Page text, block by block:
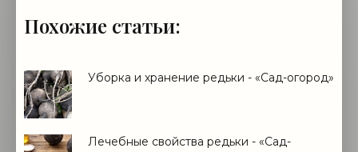
Похожие статьи:
Уборка и хранение редьки - «Сад-огород»
Лечебные свойства редьки - «Сад-